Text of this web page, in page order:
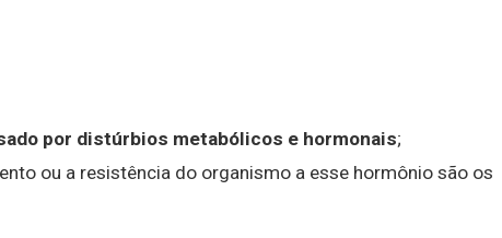
por distúrbios metabólicos e hormonais;
ou a resistência do organismo a esse hormônio são os